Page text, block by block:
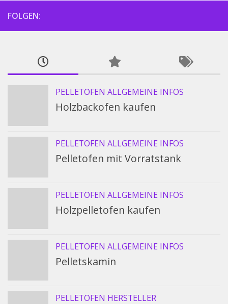
FOLGEN:
PELLETOFEN ALLGEMEINE INFOS
Holzbackofen kaufen
PELLETOFEN ALLGEMEINE INFOS
Pelletofen mit Vorratstank
PELLETOFEN ALLGEMEINE INFOS
Holzpelletofen kaufen
PELLETOFEN ALLGEMEINE INFOS
Pelletskamin
PELLETOFEN HERSTELLER